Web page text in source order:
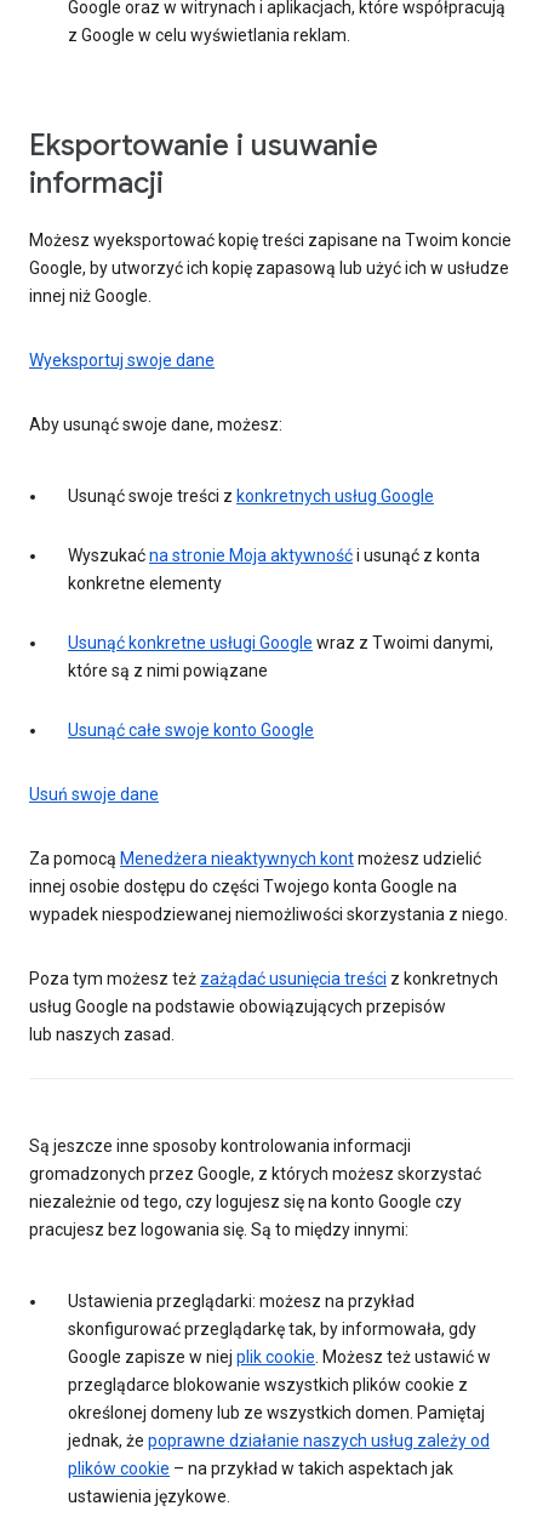
Google oraz w witrynach i aplikacjach, które współpracują
z Google w celu wyświetlania reklam.
Eksportowanie i usuwanie
informacji
Możesz wyeksportować kopię treści zapisane na Twoim koncie
Google, by utworzyć ich kopię zapasową lub użyć ich w usłudze
innej niż Google.
Wyeksportuj swoje dane
Aby usunąć swoje dane, możesz:
Usunąć swoje treści z konkretnych usług Google
Wyszukaćna stronie Moja aktywnośći usunąć z konta
konkretne elementy
Usunąć konkretne usługi Google wraz z Twoimi danymi,
które są z nimi powiązane
Usunąć całe swoje konto Google
Usuń swoje dane
Za pomocą Menedżera nieaktywnych kontmożesz udzielić
innej osobie dostępu do części Twojego konta Google na
wypadek niespodziewanej niemożliwości skorzystania z niego.
Poza tym możesz też zażądać usunięcia treści z konkretnych
usług Google na podstawie obowiązujących przepisów
lub naszych zasad.
Są jeszcze inne sposoby kontrolowania informacji
gromadzonych przez Google, z których możesz skorzystać
niezależnie od tego, czy logujesz się na konto Google czy
pracujesz bez logowania się. Są to między innymi:
Ustawienia przeglądarki: możesz na przykład
skonfigurować przeglądarkę tak, by informowała, gdy
Google zapisze w niej plik cookie . Możesz też ustawić w
przeglądarce blokowanie wszystkich plików cookie z
określonej domeny lub ze wszystkich domen. Pamiętaj
jednak, że poprawne działanie naszych usług zależy od
plików cookie – na przykład w takich aspektach jak
ustawienia językowe.